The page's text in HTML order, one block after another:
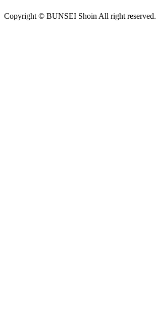
Copyright © BUNSEI Shoin All right reserved.